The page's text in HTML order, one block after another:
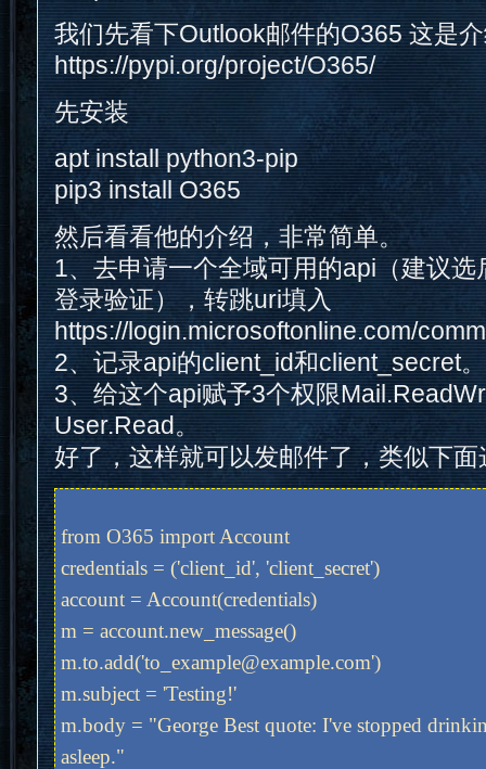
我们先看下Outlook邮件的O365 这是
https://pypi.org/project/O365/
先安装
apt install python3-pip
pip3 install O365
然后看看他的介绍，非常简单。
1、去申请一个全域可用的api（建议
登录验证），转跳uri填入
https://login.microsoftonline.com/
2、记录api的client_id和client_secret。
3、给这个api赋予3个权限
User.Read。
好了，这样就可以发邮件了，类似下面
from O365 import Account
credentials = ('client_id', 'client_secret')
account = Account(credentials)
m = account.new_message()
m.to.add('to_example@example.com')
m.subject = 'Testing!'
m.body = "George Best quote: I've stopped
asleep."